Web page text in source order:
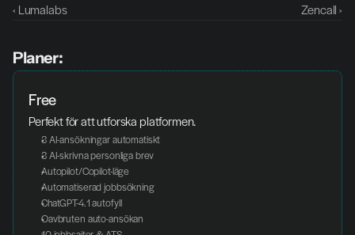
‹ Lumalabs
Zencall ›
Planer:
Free
Perfekt för att utforska platformen.
3 AI-ansökningar automatiskt
3 AI-skrivna personliga brev
Autopilot/Copilot-läge
Automatiserad jobbsökning
ChatGPT-4.1 autofyll
Oavbruten auto-ansökan